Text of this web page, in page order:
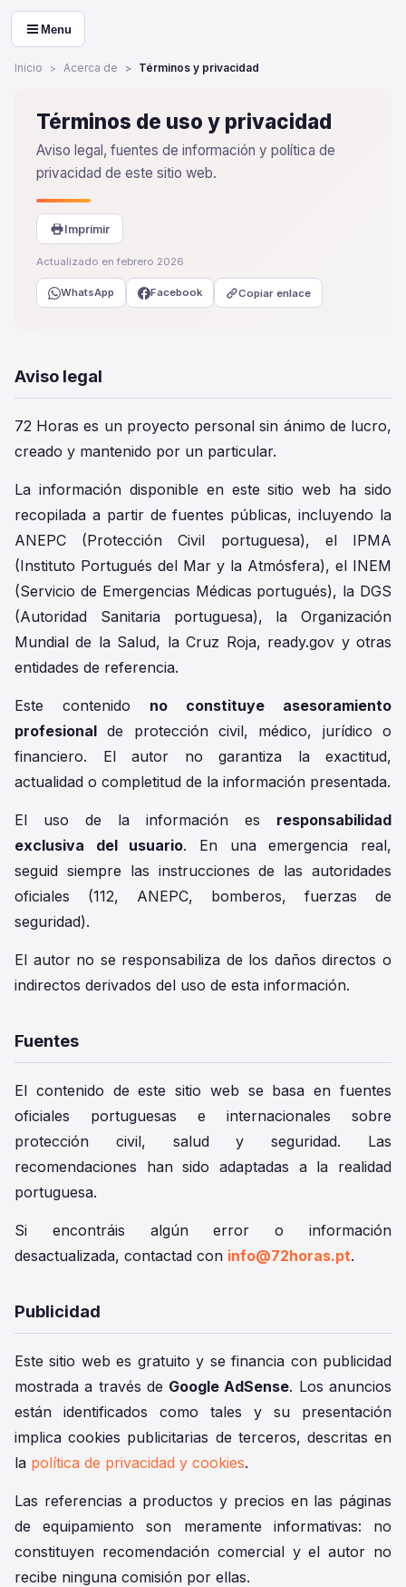
Menu
Inicio Acerca de Términos y privacidad
Términos de uso y privacidad
Aviso legal, fuentes de información y política de
privacidad de este sitio web.
Imprimir
Actualizado en febrero 2026
WhatsApp Facebook Copiar enlace
Aviso legal
72 Horas es un proyecto personal sin ánimo de lucro,
creado y mantenido por un particular.
La información disponible en este sitio web ha sido
recopilada a partir de fuentes públicas, incluyendo la
ANEPC (Protección Civil portuguesa), el IPMA
(Instituto Portugués del Mar y la Atmósfera), el INEM
(Servicio de Emergencias Médicas portugués), la DGS
(Autoridad Sanitaria portuguesa), la Organización
Mundial de la Salud, la Cruz Roja, ready.gov y otras
entidades de referencia.
Este contenido no constituye asesoramiento
profesional de protección civil, médico, jurídico o
financiero. El autor no garantiza la exactitud,
actualidad o completitud de la información presentada.
El uso de la información es responsabilidad
exclusiva del usuario. En una emergencia real,
seguid siempre las instrucciones de las autoridades
oficiales (112, ANEPC, bomberos, fuerzas de
seguridad).
El autor no se responsabiliza de los daños directos o
indirectos derivados del uso de esta información.
Fuentes
El contenido de este sitio web se basa en fuentes
oficiales portuguesas e internacionales sobre
protección civil, salud y seguridad. Las
recomendaciones han sido adaptadas a la realidad
portuguesa.
Si encontráis algún error o información
desactualizada, contactad con info@72horas.pt.
Publicidad
Este sitio web es gratuito y se financia con publicidad
mostrada a través de Google AdSense. Los anuncios
están identificados como tales y su presentación
implica cookies publicitarias de terceros, descritas en
la política de privacidad y cookies.
Las referencias a productos y precios en las páginas
de equipamiento son meramente informativas: no
constituyen recomendación comercial y el autor no
recibe ninguna comisión por ellas.